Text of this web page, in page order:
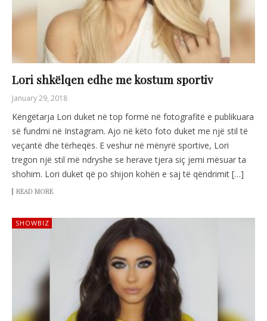
Lori shkëlqen edhe me kostum sportiv
January 29, 2018
Këngëtarja Lori duket në top formë në fotografitë e publikuara
së fundmi në Instagram. Ajo në këto foto duket me një stil të
veçantë dhe tërheqës. E veshur në mënyrë sportive, Lori
tregon një stil më ndryshe se herave tjera siç jemi mësuar ta
shohim. Lori duket që po shijon kohën e saj të qëndrimit […]
READ MORE
SHOWBIZ